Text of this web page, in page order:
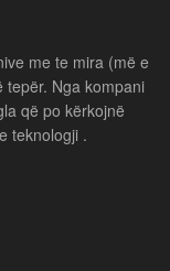
me te mira (më e
tepër. Nga kompani
që po kërkojnë
teknologji .